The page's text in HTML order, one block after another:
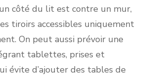
côté du lit est contre un mur,
tiroirs accessibles uniquement
On peut aussi prévoir une
tablettes, prises et
évite d’ajouter des tables de